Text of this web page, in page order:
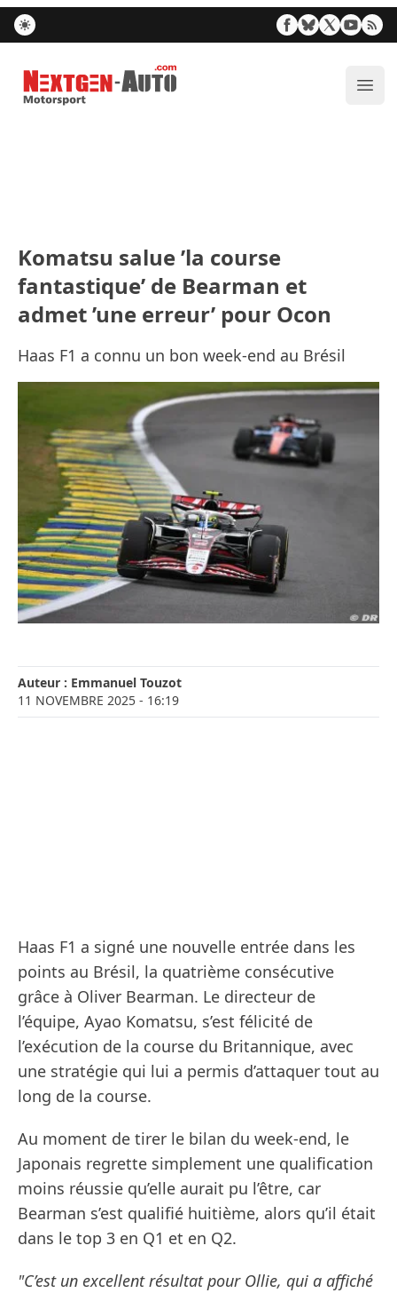
Nextgen-Auto.com
Komatsu salue ’la course
fantastique’ de Bearman et
admet ’une erreur’ pour Ocon
Haas F1 a connu un bon week-end au Brésil
Auteur : Emmanuel Touzot
11 NOVEMBRE 2025 - 16:19
Haas F1 a signé une nouvelle entrée dans les
points au Brésil, la quatrième consécutive
grâce à Oliver Bearman. Le directeur de
l’équipe, Ayao Komatsu, s’est félicité de
l’exécution de la course du Britannique, avec
une stratégie qui lui a permis d’attaquer tout au
long de la course.
Au moment de tirer le bilan du week-end, le
Japonais regrette simplement une qualification
moins réussie qu’elle aurait pu l’être, car
Bearman s’est qualifié huitième, alors qu’il était
dans le top 3 en Q1 et en Q2.
"C’est un excellent résultat pour Ollie, qui a affiché